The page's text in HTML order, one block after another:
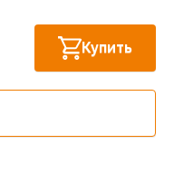
Купить
несколько
штук